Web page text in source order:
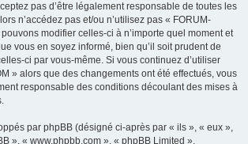
pas d’être légalement responsable de toutes les
n’accédez pas et/ou n’utilisez pas « FORUM-
pouvons modifier celles-ci à n’importe quel moment et
vous en soyez informé, bien qu’il soit prudent de
ci par vous-même. Si vous continuez d’utiliser
» alors que des changements ont été effectués, vous
responsable des conditions découlant des mises à
par phpBB (désigné ci-après par « ils », « eux »,
», « www.phpbb.com », « phpBB Limited »,